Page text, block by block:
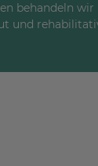
behandeln wir
und